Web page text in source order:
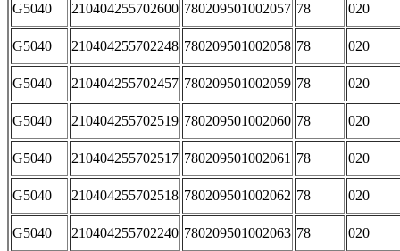
G5040 210404255702600 780209501002057 78 020
G5040 210404255702248 780209501002058 78 020
G5040 210404255702457 780209501002059 78 020
G5040 210404255702519 780209501002060 78 020
G5040 210404255702517 780209501002061 78 020
G5040 210404255702518 780209501002062 78 020
G5040 210404255702240 780209501002063 78 020